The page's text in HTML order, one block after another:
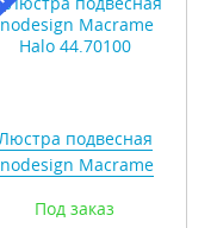
подвесная
Macrame
Под заказ